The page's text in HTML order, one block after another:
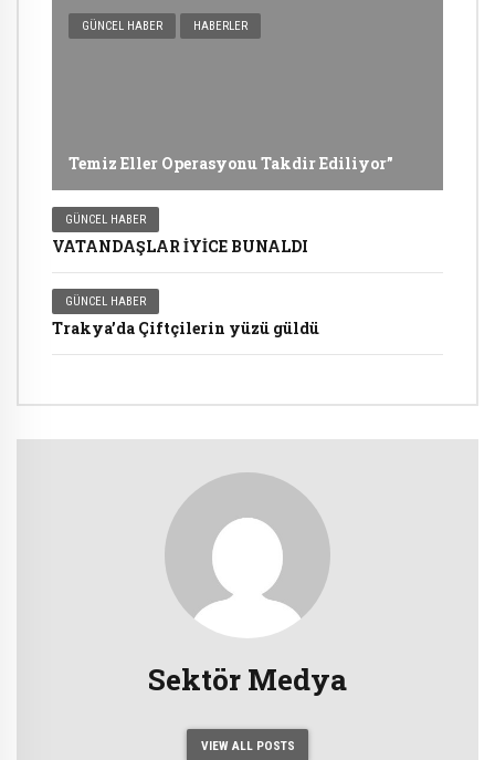
GÜNCEL HABER HABERLER
Temiz Eller Operasyonu Takdir Ediliyor”
GÜNCEL HABER
VATANDAŞLAR İYİCE BUNALDI
GÜNCEL HABER
Trakya’da Çiftçilerin yüzü güldü
Sektör Medya
VIEW ALL POSTS